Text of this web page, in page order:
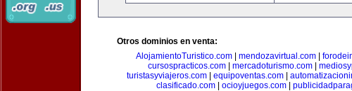
Otros dominios en venta:
AlojamientoTuristico.com
mendozavirtual.com
cursospracticos.com| mercadoturismo.com|
turistasyviajeros.com
equipoventas.com
clasificado.com
ocioyjuegos.com